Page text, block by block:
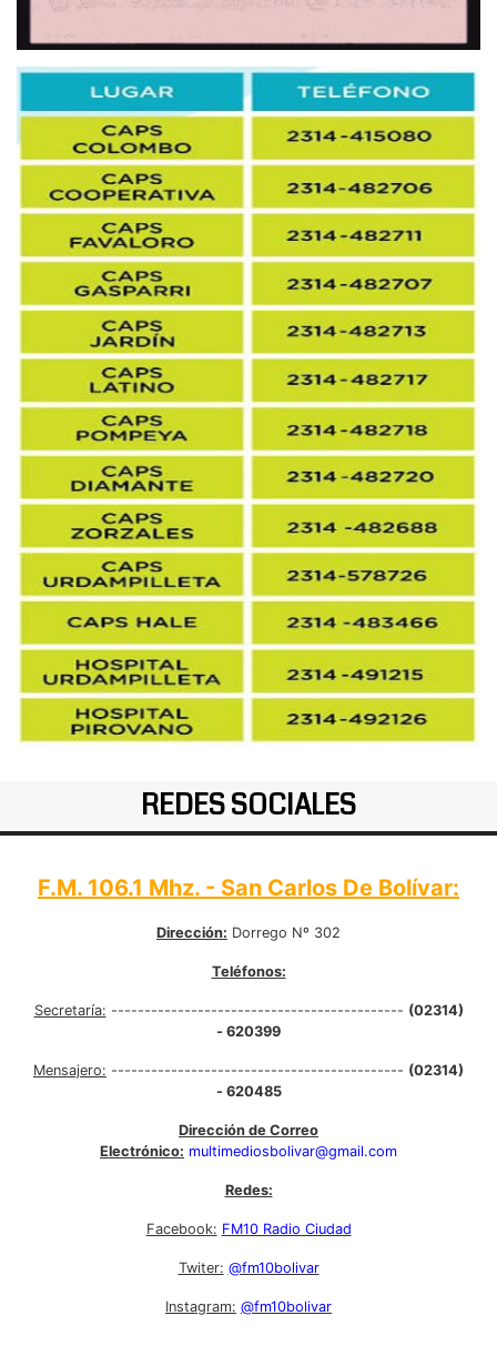
REDES SOCIALES
F.M. 106.1 Mhz. - San Carlos De Bolívar:
Dirección: Dorrego Nº 302
Teléfonos:
Secretaría: -------------------------------------------- (02314)
- 620399
Mensajero: -------------------------------------------- (02314)
- 620485
Dirección de Correo
Electrónico: multimediosbolivar@gmail.com
Redes:
Facebook: FM10 Radio Ciudad
Twiter: @fm10bolivar
Instagram: @fm10bolivar